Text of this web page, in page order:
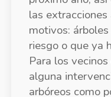
las
motivos:
riesgo o que ya
Para los
alguna
arbóreos como